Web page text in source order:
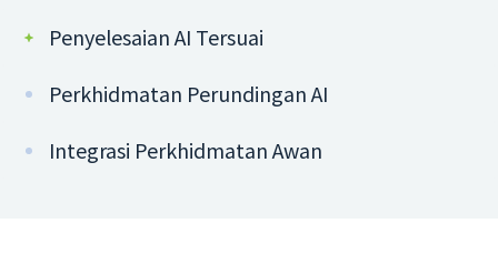
Penyelesaian AI Tersuai
Perkhidmatan Perundingan AI
Integrasi Perkhidmatan Awan